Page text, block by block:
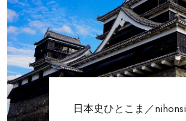
日本史ひとこま／nihonsi